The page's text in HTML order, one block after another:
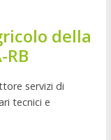
della
RB
servizi di
tecnici e